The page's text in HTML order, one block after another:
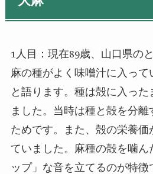
1 人目：現在89歳、山口県の
麻の種がよく味噌汁に入って
と語ります。種は殻に入っ
ました。当時は種と殻を分
ためです。また、殻の栄養
ていました。麻種の殻を噛
ップ」な音を立てるのが特